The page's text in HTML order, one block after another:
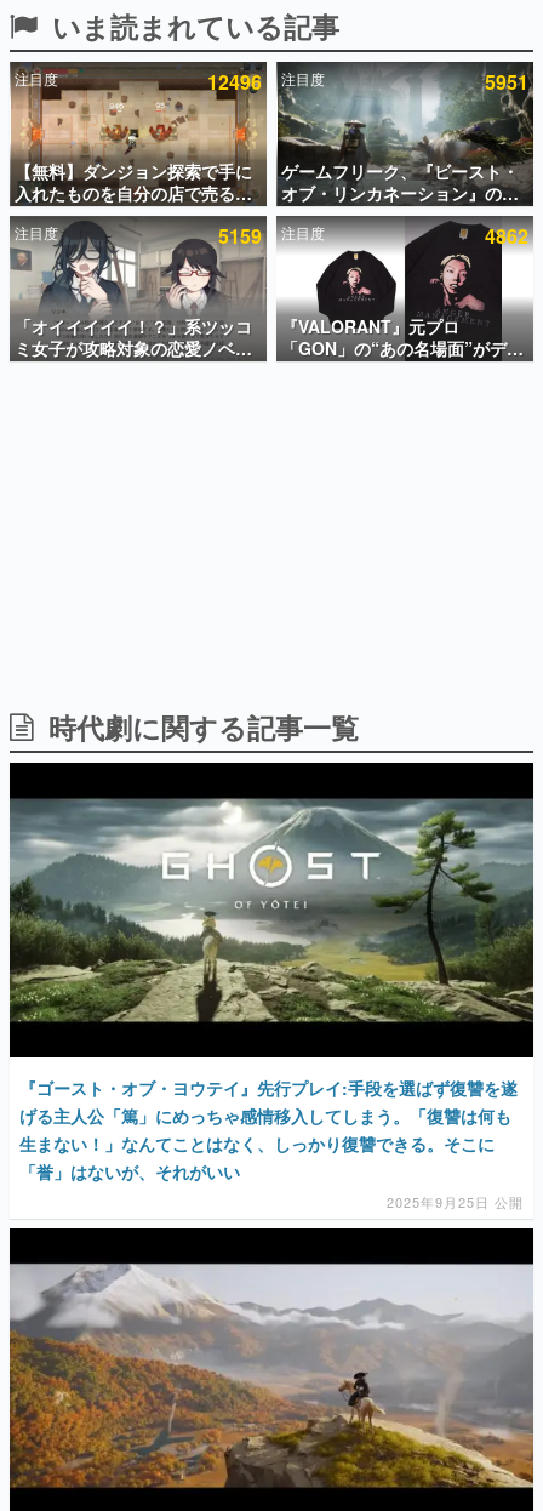
殿堂入り記事
SNS拡散数が数千以上！ ページビュー数万以上！ などな
ど。多くの人々に読まれた、電ファミ渾身の“殿堂入り”記
事をまとめました。
ゲームの企画書
名作ゲームクリエイターの方々に製作時のエピソードをお
聞きし、ヒットする企画（ゲーム）とは何か？を探ってい
きます。
赫本
この物語を解いてはいけない。『赫本』は、〈試験問題〉
の形をした短編ホラー小説集です。
新世代に訊く
これからのデジタルゲーム市場を担う若きクリエイター達
の姿を追い、彼らのルーツと情熱を探っていきます。
ゲーム開発者・hamatsu氏がゲームの魅力を画面や操作の
具体的な形から解き明かしていく、硬派で骨太な評論連載
です。
ゲームが変えた日本語
「経験値」「裏技」「ラスボス」… ゲームにまつわる言葉
の起源や用法の変遷を、コンピューター文化史研究家・タ
イニーP氏が徹底調査。
カテゴリ
特集記事
マンガ
女性向け
アプリレビュー
その他
電ファミニコゲーマーとは？
運営：株式会社マレ
いま読まれている記事
注目度 12496
【無料】ダンジョン探索で手に
入れたものを自分の店で売るゲ
ーム『Moonlighter』がSteam
にて無料配布中！続編
『Moonlighter 2』の9月2日正
式リリースを記念したキャンペ
ーン
注目度 5951
ゲームフリーク、『ビースト・
オブ・リンカネーション』の継
続的なアプデ方針を表明。ユー
ザーからの意見を真摯に受け止
めて対応へ。修正パッチは約1週
間以内に配信される予定
注目度 5159
「オイイイイイ！？」系ツッコ
ミ女子が攻略対象の恋愛ノベル
ゲーム『美術部カノジョ』
注目度 4862
『VALORANT』元プロ
「GON」の“あの名場面”がデザ
インされた新作グッズが本日8月
時代劇に関する記事一覧
『ゴースト・オブ・ヨウテイ』先行プレイ:手段を選ばず復讐を遂
げる主人公「篤」にめっちゃ感情移入してしまう。「復讐は何も
生まない！」なんてことはなく、しっかり復讐できる。そこに
「誉」はないが、それがいい
2025年9月25日 公開